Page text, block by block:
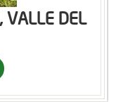
VALLE DEL